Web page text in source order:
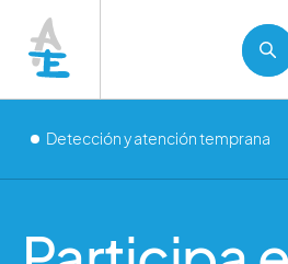
Detección y atención temprana